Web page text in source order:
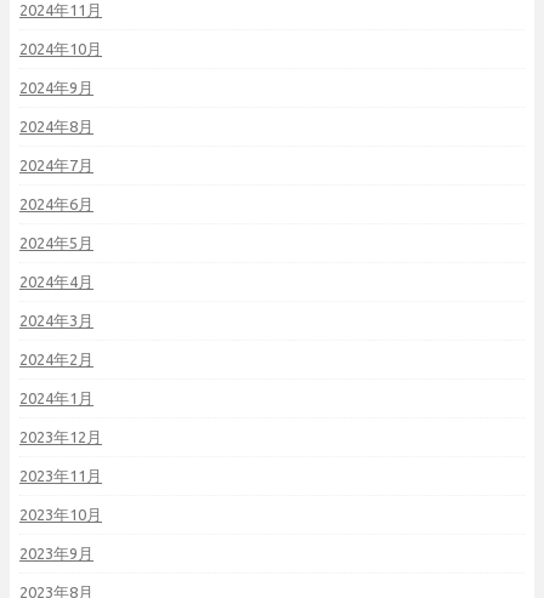
2024年11月
2024年10月
2024年9月
2024年8月
2024年7月
2024年6月
2024年5月
2024年4月
2024年3月
2024年2月
2024年1月
2023年12月
2023年11月
2023年10月
2023年9月
2023年8月